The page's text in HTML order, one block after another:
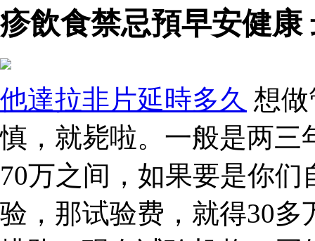
疹飲食禁忌預早安健康
他達拉非片延時多久 想
慎，就毙啦。一般是两三
70万之间，如果要是你
验，那试验费，就得30